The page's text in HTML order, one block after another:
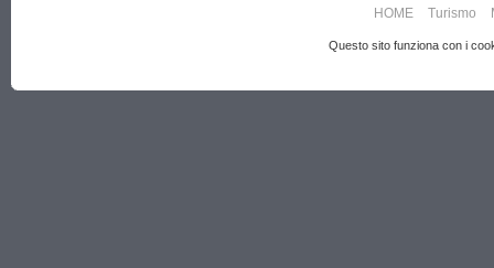
HOME Turismo
Questo sito funziona con i